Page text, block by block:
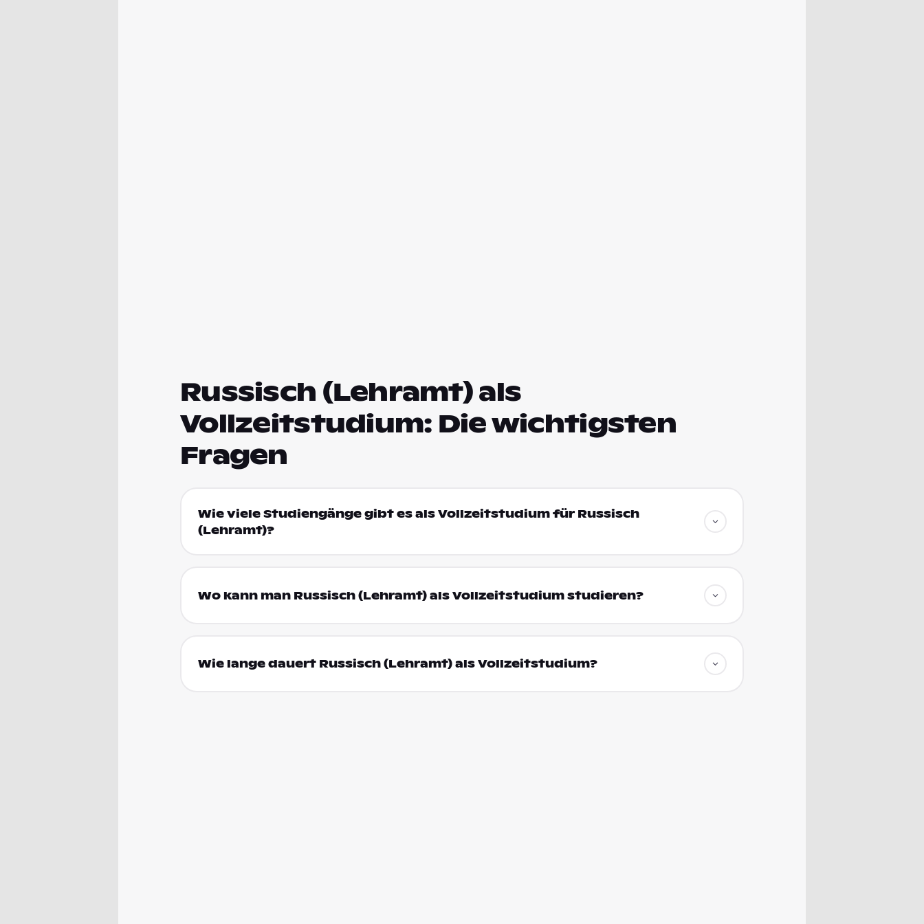
Russisch (Lehramt) als
Vollzeitstudium: Die wichtigsten
Fragen
Wie viele Studiengänge gibt es als Vollzeitstudium für Russisch
(Lehramt)?
Wo kann man Russisch (Lehramt) als Vollzeitstudium studieren?
Wie lange dauert Russisch (Lehramt) als Vollzeitstudium?